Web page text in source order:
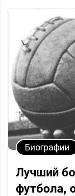
Биографии
Лучший
футбола,